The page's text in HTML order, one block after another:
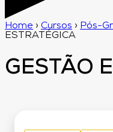
Home › Cursos › Pós-
ESTRATÉGICA
GESTÃO